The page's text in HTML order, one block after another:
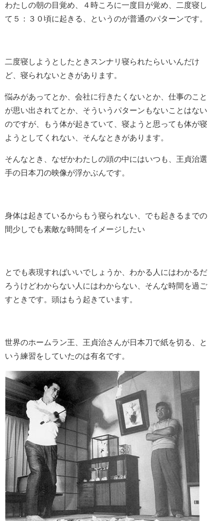
わたしの朝の目覚め、４時ころに一度目が覚め、二度寝し
て５：３０頃に起きる、というのが普通のパターンです。
二度寝しようとしたときスンナリ寝られたらいいんだけ
ど、寝られないときがあります。
悩みがあってとか、会社に行きたくないとか、仕事のこと
が思い出されてとか、そういうパターンもないことはない
のですが、もう体が起きていて、寝ようと思っても体が寝
ようとしてくれない、そんなときがあります。
そんなとき、なぜかわたしの頭の中にはいつも、王貞治選
手の日本刀の映像が浮かぶんです。
身体は起きているからもう寝られない、でも起きるまでの
間少しでも素敵な時間をイメージしたい
とでも表現すればいいでしょうか、わかる人にはわかるだ
ろうけどわからない人にはわからない、そんな時間を過ご
すときです。頭はもう起きています。
世界のホームラン王、王貞治さんが日本刀で紙を切る、と
いう練習をしていたのは有名です。